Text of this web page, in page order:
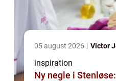
05 august 2026 Victor
inspiration
Ny negle i